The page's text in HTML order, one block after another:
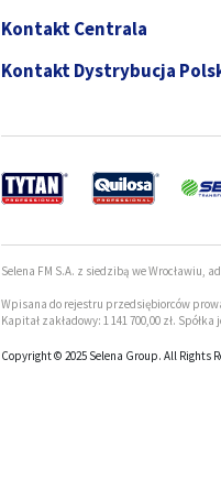
Kontakt Centrala
Kontakt Dystrybucja
Selena FM S.A. z siedzibą we Wrocławiu,
Wpisana do rejestru przedsiębiorców
Kapitał zakładowy: 1 141 700,00 zł.
Copyright © 2025 Selena Group. All Rights